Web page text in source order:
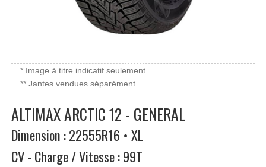
* Image à titre indicatif seulement
** Jantes vendues séparément
ALTIMAX ARCTIC 12 - GENERAL
Dimension : 22555R16 • XL
CV - Charge / Vitesse : 99T